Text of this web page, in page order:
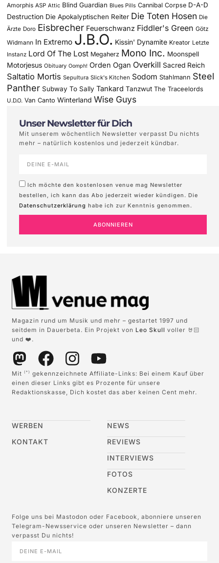
Amorphis ASP Attic Blind Guardian Blues Pills Cannibal Corpse D-A-D
Destruction Die Apokalyptischen Reiter Die Toten Hosen Die
Ärzte Doro Eisbrecher Feuerschwanz Fiddler's Green Götz
Widmann In Extremo J.B.O. Kissin' Dynamite Kreator Letzte
Instanz Lord Of The Lost Megaherz Mono Inc. Moonspell
Motorjesus Obituary Oomph! Orden Ogan Overkill Sacred Reich
Saltatio Mortis Sepultura Slick's Kitchen Sodom Stahlmann Steel
Panther Subway To Sally Tankard Tanzwut The Traceelords
U.D.O. Van Canto Winterland Wise Guys
Unser Newsletter für Dich
Mit unserem wöchentlich Newsletter verpasst Du nichts
mehr – natürlich kostenlos und jederzeit kündbar.
Ich möchte den kostenlosen venue mag Newsletter
bestellen, ich kann das Abo jederzeit wieder kündigen. Die
Datenschutzerklärung habe ich zur Kenntnis genommen.
ABONNIEREN
Magazin rund um Musik und mehr – gestartet 1997 und
seitdem in Dauerbeta. Ein Projekt von Leo Skull voller 🤘🏻
und ❤️.
Mit (*)
gekennzeichnete Affiliate-Links: Bei einem Kauf über
einen dieser Links gibt es Prozente für unsere
Redaktionskasse, Dich kostet das aber keinen Cent mehr.
WERBEN
KONTAKT
NEWS
REVIEWS
INTERVIEWS
FOTOS
KONZERTE
Folge uns bei Mastodon oder Facebook, abonniere unseren
Telegram-Newsservice oder unseren Newsletter – dann
verpasst Du nichts!